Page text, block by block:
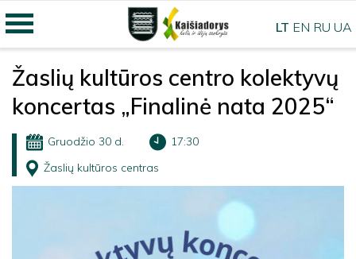
Žaslių kultūros centro kolektyvų
koncertas „Finalinė nata 2025“
Gruodžio 30 d.
17:30
Žaslių kultūros centras
LT EN RU UA